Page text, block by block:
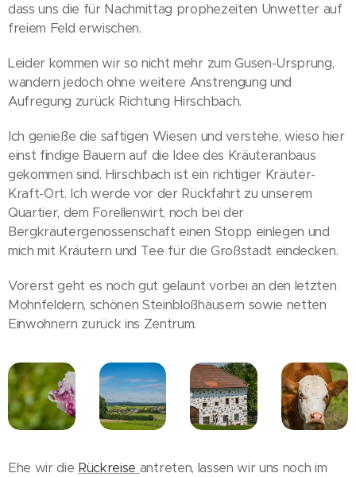
dass uns die für Nachmittag prophezeiten Unwetter auf
freiem Feld erwischen.
Leider kommen wir so nicht mehr zum Gusen-Ursprung,
wandern jedoch ohne weitere Anstrengung und
Aufregung zurück Richtung Hirschbach.
Ich genieße die saftigen Wiesen und verstehe, wieso hier
einst findige Bauern auf die Idee des Kräuteranbaus
gekommen sind. Hirschbach ist ein richtiger Kräuter-
Kraft-Ort. Ich werde vor der Rückfahrt zu unserem
Quartier, dem Forellenwirt, noch bei der
Bergkräutergenossenschaft einen Stopp einlegen und
mich mit Kräutern und Tee für die Großstadt eindecken.
Vorerst geht es noch gut gelaunt vorbei an den letzten
Mohnfeldern, schönen Steinbloßhäusern sowie netten
Einwohnern zurück ins Zentrum.
Ehe wir die Rückreise antreten, lassen wir uns noch im